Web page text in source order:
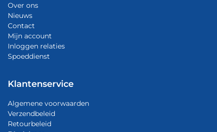
Over ons
Nieuws
Contact
Mijn account
Inloggen relaties
Spoeddienst
Klantenservice
Algemene voorwaarden
Verzendbeleid
Retourbeleid